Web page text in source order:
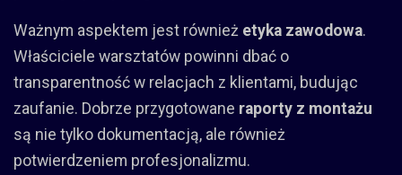
Ważnym aspektem jest również etyka zawodowa.
Właściciele warsztatów powinni dbać o
transparentność w relacjach z klientami, budując
zaufanie. Dobrze przygotowane raporty z montażu
są nie tylko dokumentacją, ale również
potwierdzeniem profesjonalizmu.